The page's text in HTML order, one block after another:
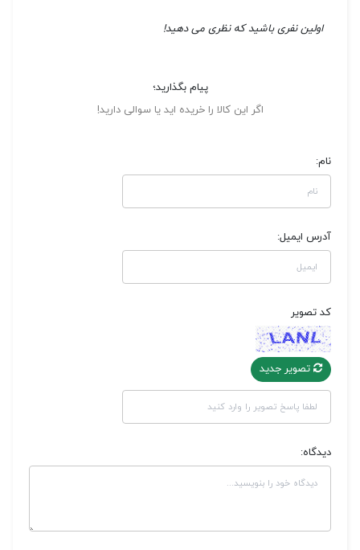
اولین نفری باشید که نظری می دهید!
پیام بگذارید؛
اگر این کالا را خریده اید یا سوالی دارید!
نام:
آدرس ایمیل:
کد تصویر
تصویر جدید
دیدگاه: